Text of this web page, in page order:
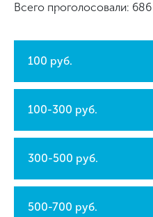
Всего проголосовали: 686
100 руб.
100-300 руб.
300-500 руб.
500-700 руб.